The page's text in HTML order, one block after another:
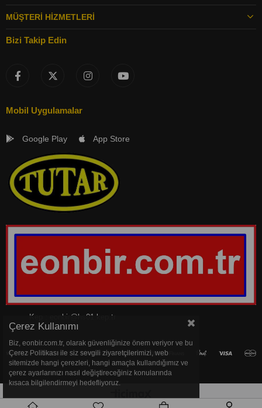
MÜŞTERI HIZMETLERI
Bizi Takip Edin
Mobil Uygulamalar
Google Play App Store
Kep : eonbir@hs01.kep.tr
Çerez Kullanımı
Biz, eonbir.com.tr, olarak güvenliğinize önem veriyor ve bu
Çerez Politikası ile siz sevgili ziyaretçilerimizi, web
sitemizde hangi çerezleri, hangi amaçla kullandığımız ve
çerez ayarlarınızı nasıl değiştireceğiniz konularında
kısaca bilgilendirmeyi hedefliyoruz.